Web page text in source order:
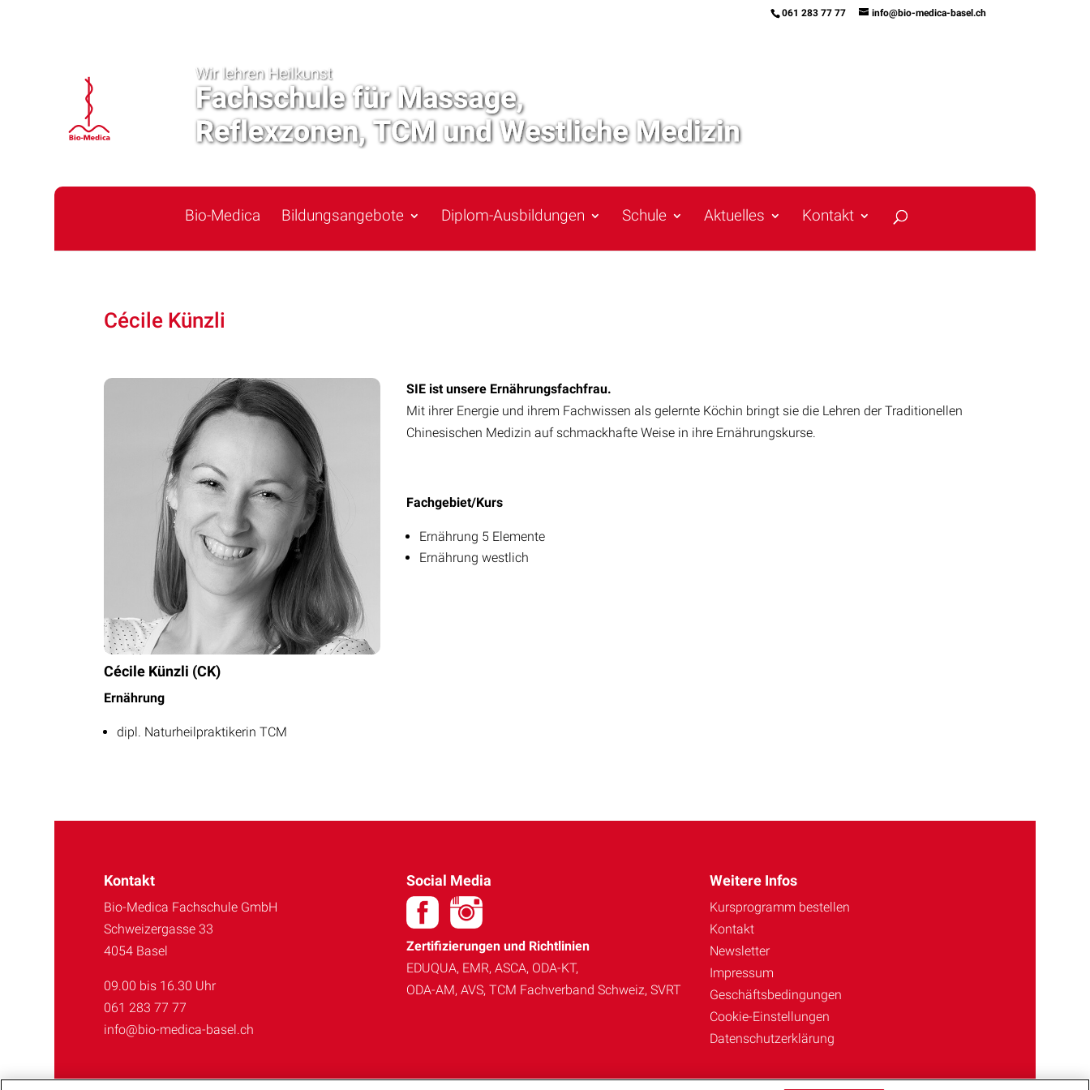
061 283 77 77 info@bio-medica-basel.ch
Bio-Medica Bildungsangebote Diplom-Ausbildungen Schule Aktuelles Kontakt
Cécile Künzli
Cécile Künzli (CK)
Ernährung
dipl. Naturheilpraktikerin TCM
SIE ist unsere Ernährungsfachfrau.
Mit ihrer Energie und ihrem Fachwissen als gelernte Köchin bringt sie die Lehren der Traditionellen
Chinesischen Medizin auf schmackhafte Weise in ihre Ernährungskurse.
Fachgebiet/Kurs
Ernährung 5 Elemente
Ernährung westlich
Kontakt
Bio-Medica Fachschule GmbH
Schweizergasse 33
4054 Basel
09.00 bis 16.30 Uhr
061 283 77 77
info@bio-medica-basel.ch
Social Media
Zertifizierungen und Richtlinien
EDUQUA, EMR, ASCA, ODA-KT,
ODA-AM, AVS, TCM Fachverband Schweiz, SVRT
Weitere Infos
Kursprogramm bestellen
Kontakt
Newsletter
Impressum
Geschäftsbedingungen
Cookie-Einstellungen
Datenschutzerklärung